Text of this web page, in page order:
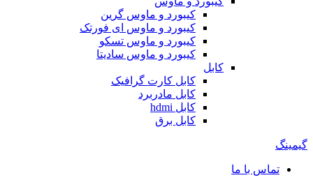
کیبورد و ماوس گرین
کیبورد و ماوس ای فورتک
کیبورد و ماوس تسکو
کیبورد و ماوس سادیتا
کابل
کابل کارت گرافیک
کابل مادربرد
کابل hdmi
کابل برق
گیمینگ
تماس با ما